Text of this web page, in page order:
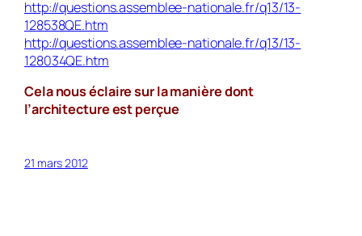
http://questions.assemblee-nationale.fr/q13/13-
128538QE.htm
http://questions.assemblee-nationale.fr/q13/13-
128034QE.htm
Cela nous éclaire sur la manière dont
l’architecture est perçue
21 mars 2012